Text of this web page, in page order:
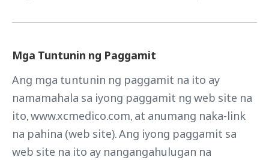
Mga Tuntunin ng Paggamit
Ang mga tuntunin ng paggamit na ito ay
namamahala sa iyong paggamit ng web site na
ito, www.xcmedico.com, at anumang naka-link
na pahina (web site). Ang iyong paggamit sa
web site na ito ay nangangahulugan na